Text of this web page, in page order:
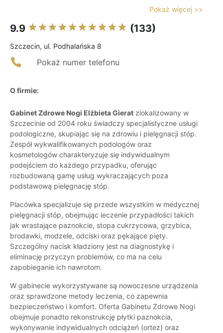
Pokaż więcej >>
9.9 (133)
Szczecin, ul. Podhalańska 8
Pokaż numer telefonu
O firmie:
Gabinet Zdrowe Nogi Elżbieta Gierat zlokalizowany w
Szczecinie od 2004 roku świadczy specjalistyczne usługi
podologiczne, skupiając się na zdrowiu i pielęgnacji stóp.
Zespół wykwalifikowanych podologów oraz
kosmetologów charakteryzuje się indywidualnym
podejściem do każdego przypadku, oferując
rozbudowaną gamę usług wykraczających poza
podstawową pielęgnację stóp.
Placówka specjalizuje się przede wszystkim w medycznej
pielęgnacji stóp, obejmując leczenie przypadłości takich
jak wrastające paznokcie, stopa cukrzycowa, grzybica,
brodawki, modzele, odciski oraz pękające pięty.
Szczególny nacisk kładziony jest na diagnostykę i
eliminację przyczyn problemów, co ma na celu
zapobieganie ich nawrotom.
W gabinecie wykorzystywane są nowoczesne urządzenia
oraz sprawdzone metody leczenia, co zapewnia
bezpieczeństwo i komfort. Oferta Gabinetu Zdrowe Nogi
obejmuje ponadto rekonstrukcję płytki paznokcia,
wykonywanie indywidualnych odciążeń (ortez) oraz